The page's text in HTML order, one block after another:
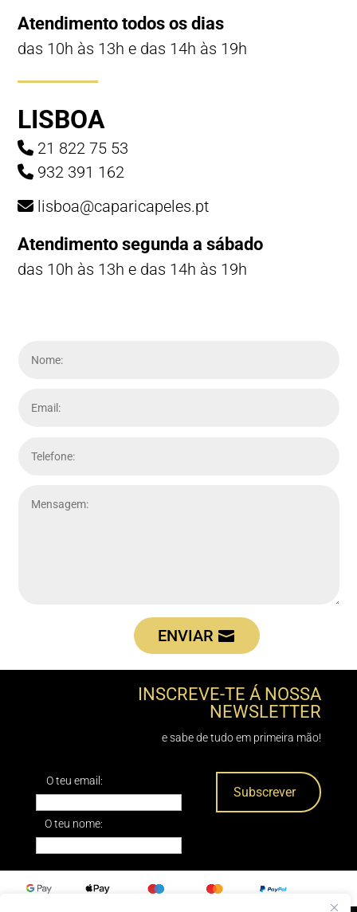
Atendimento todos os dias
das 10h às 13h e das 14h às 19h
LISBOA
21 822 75 53
932 391 162
lisboa@caparicapeles.pt
Atendimento segunda a sábado
das 10h às 13h e das 14h às 19h
ENVIAR
INSCREVE-TE Á NOSSA
NEWSLETTER
e sabe de tudo em primeira mão!
O teu email:
O teu nome: